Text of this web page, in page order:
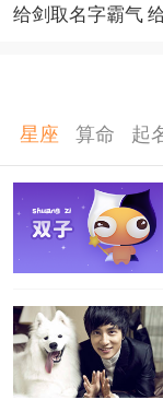
给剑取名字霸气
星座 算命 起